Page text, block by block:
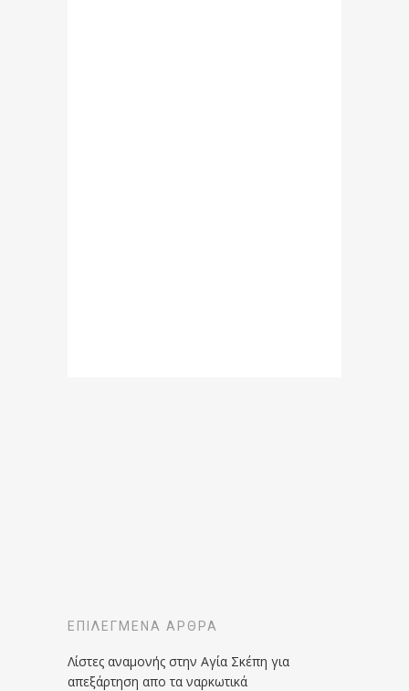
ΕΠΙΛΕΓΜΈΝΑ ΆΡΘΡΑ
Λίστες αναμονής στην Αγία Σκέπη για
απεξάρτηση απο τα ναρκωτικά